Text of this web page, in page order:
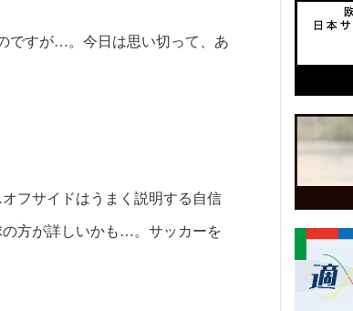
ですが…。今日は思い切って、あ
フサイドはうまく説明する自信
方が詳しいかも…。サッカーを